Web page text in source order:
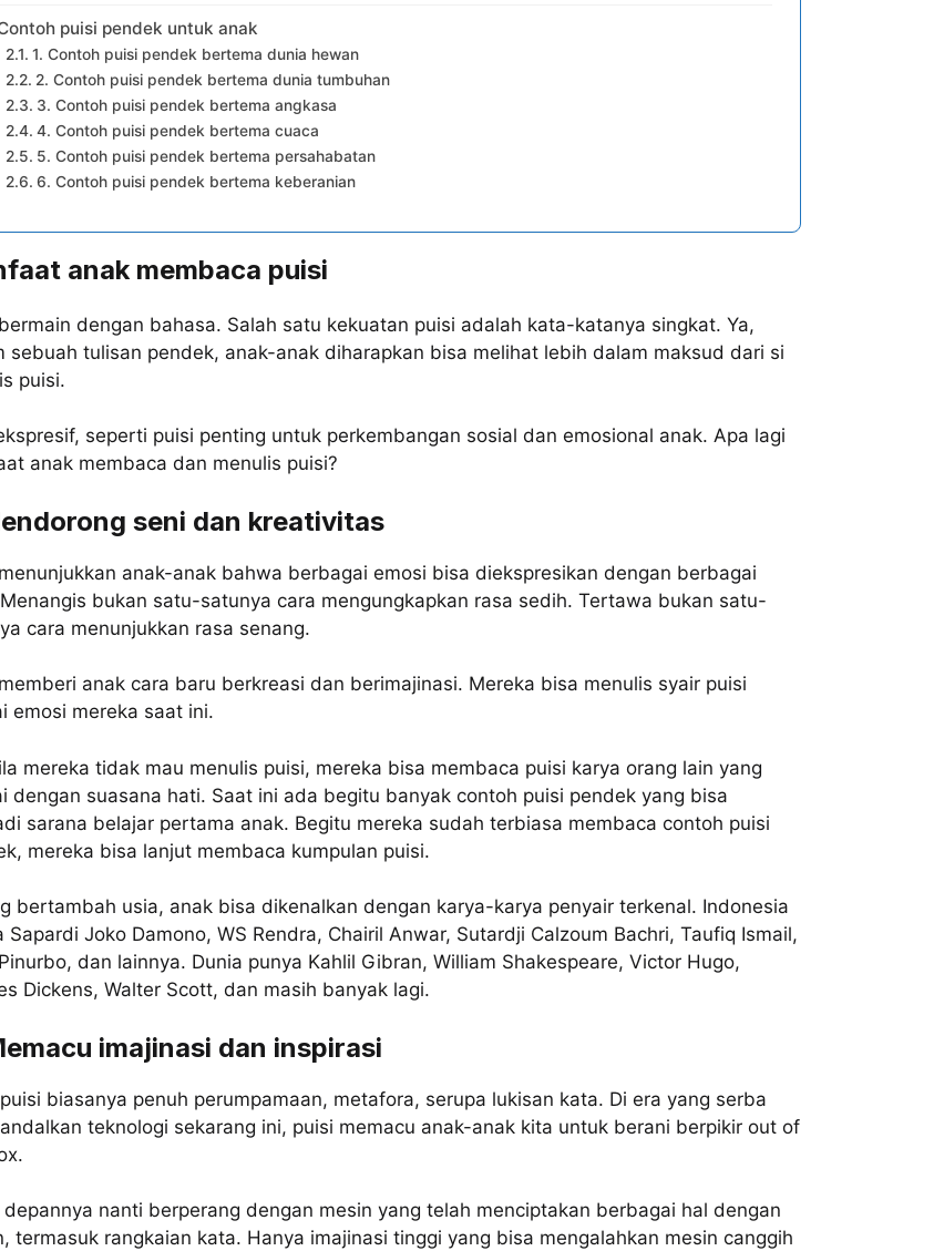
puisi pendek untuk anak
1. Contoh puisi pendek bertema dunia hewan
2. Contoh puisi pendek bertema dunia tumbuhan
3. Contoh puisi pendek bertema angkasa
4. Contoh puisi pendek bertema cuaca
5. Contoh puisi pendek bertema persahabatan
6. Contoh puisi pendek bertema keberanian
anak membaca puisi
dengan bahasa. Salah satu kekuatan puisi adalah kata-katanya singkat. Ya,
sebuah tulisan pendek, anak-anak diharapkan bisa melihat lebih dalam maksud dari si
puisi.
seperti puisi penting untuk perkembangan sosial dan emosional anak. Apa lagi
anak membaca dan menulis puisi?
seni dan kreativitas
anak-anak bahwa berbagai emosi bisa diekspresikan dengan berbagai
bukan satu-satunya cara mengungkapkan rasa sedih. Tertawa bukan satu-
cara menunjukkan rasa senang.
anak cara baru berkreasi dan berimajinasi. Mereka bisa menulis syair puisi
emosi mereka saat ini.
mereka tidak mau menulis puisi, mereka bisa membaca puisi karya orang lain yang
dengan suasana hati. Saat ini ada begitu banyak contoh puisi pendek yang bisa
sarana belajar pertama anak. Begitu mereka sudah terbiasa membaca contoh puisi
mereka bisa lanjut membaca kumpulan puisi.
bertambah usia, anak bisa dikenalkan dengan karya-karya penyair terkenal. Indonesia
Sapardi Joko Damono, WS Rendra, Chairil Anwar, Sutardji Calzoum Bachri, Taufiq Ismail,
dan lainnya. Dunia punya Kahlil Gibran, William Shakespeare, Victor Hugo,
Dickens, Walter Scott, dan masih banyak lagi.
imajinasi dan inspirasi
biasanya penuh perumpamaan, metafora, serupa lukisan kata. Di era yang serba
teknologi sekarang ini, puisi memacu anak-anak kita untuk berani berpikir out of
depannya nanti berperang dengan mesin yang telah menciptakan berbagai hal dengan
termasuk rangkaian kata. Hanya imajinasi tinggi yang bisa mengalahkan mesin canggih